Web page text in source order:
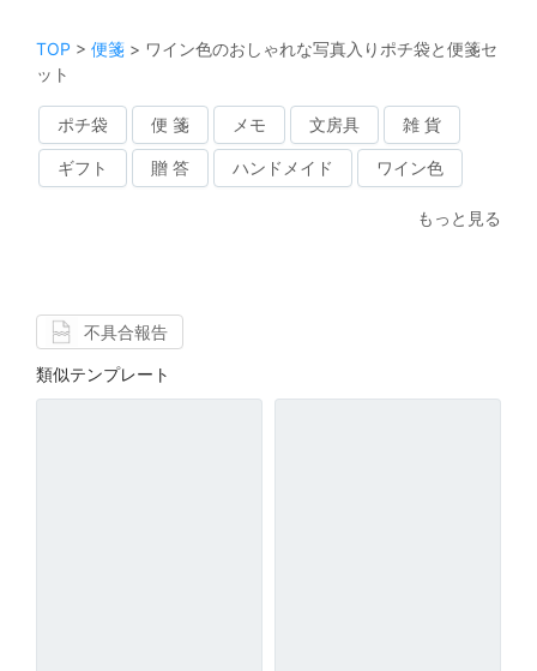
TOP > 便箋 > ワイン色のおしゃれな写真入りポチ袋と便箋セ
ット
ポチ袋 便 箋 メモ 文房具 雑 貨
ギフト 贈 答 ハンドメイド ワイン色
もっと見る
不具合報告
類似テンプレート